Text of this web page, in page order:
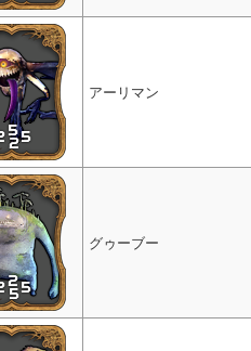
アーリマン
グゥーブー